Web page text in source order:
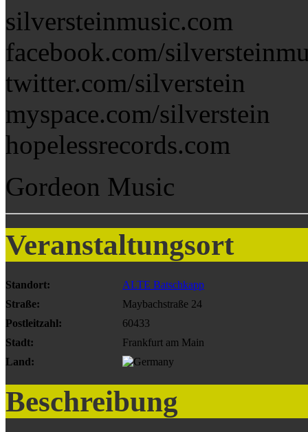
silversteinmusic.com
facebook.com/
twitter.com/silverstein
myspace.com/silverstein
hopelessrecords.com
Gordeon Music
Veranstaltungsort
Standort:
ALTE Batschkapp
Straße:
Maybachstraße 24
Postleitzahl:
60433
Stadt:
Frankfurt am Main
Land:
Beschreibung